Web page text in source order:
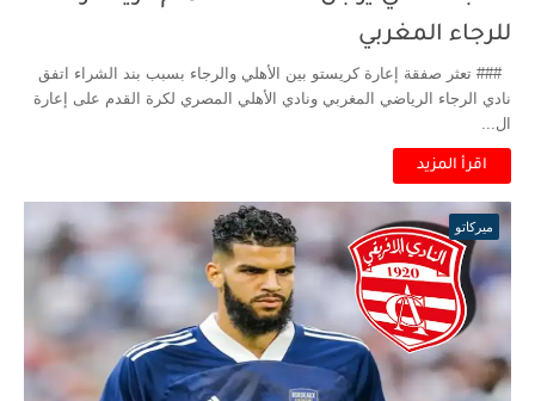
للرجاء المغربي
### تعثر صفقة إعارة كريستو بين الأهلي والرجاء بسبب بند الشراء اتفق
نادي الرجاء الرياضي المغربي ونادي الأهلي المصري لكرة القدم على إعارة
ال...
اقرأ المزيد
ميركاتو